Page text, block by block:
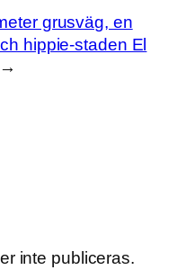
grusväg, en
hippie-staden El
→
inte publiceras.